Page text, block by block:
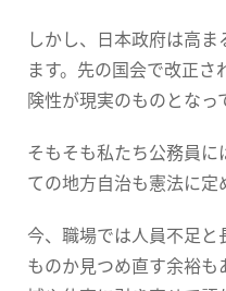
しかし、日本政府は高
ます。先の国会で改正
険性が現実のものとなっ
そもそも私たち公務員
ての地方自治も憲法に定
今、職場では人員不足
ものか見つめ直す余裕